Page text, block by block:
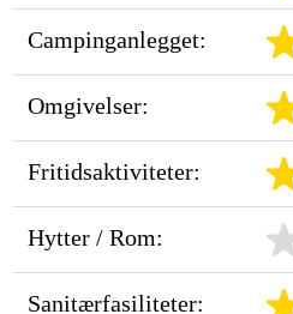
Campinganlegget:
Omgivelser:
Fritidsaktiviteter:
Hytter / Rom:
Sanitærfasiliteter: